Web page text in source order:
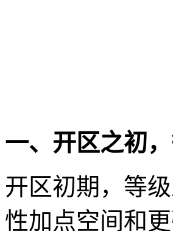
一、开区之初
开区初期，等
性加点空间和